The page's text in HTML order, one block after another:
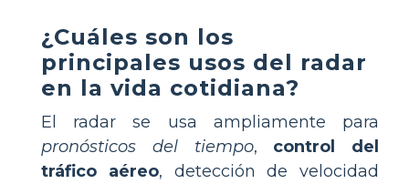
¿Cuáles son los
principales usos del radar
en la vida cotidiana?
El radar se usa ampliamente para
pronósticos del tiempo, control del
tráfico aéreo, detección de velocidad